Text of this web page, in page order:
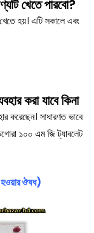
খেতে পারবো?
হয়। এটি সকালে এবং
করা যাবে কিনা
করেছেন। সাধারণত ভাবে
১০০ এম জি ট্যাবলেট
ঔষধ)